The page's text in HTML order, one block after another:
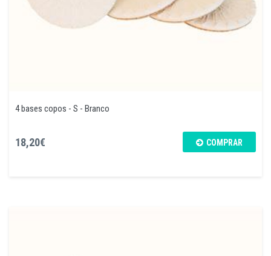
4 bases copos - S - Branco
18,20€ COMPRAR